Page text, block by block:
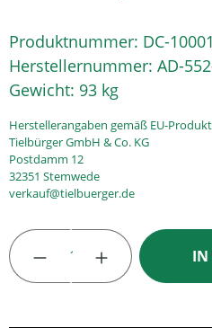
Produktnummer: DC-
Herstellernummer: AD-
Gewicht: 93 kg
Herstellerangaben gemäß EU-
Tielbürger GmbH & Co. KG
Postdamm 12
32351 Stemwede
verkauf@tielbuerger.de
Produkt Anzahl: Gib
IN